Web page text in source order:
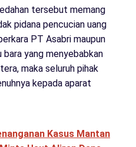
tersebut memang
pidana pencucian uang
PT Asabri maupun
yang menyebabkan
maka seluruh pihak
kepada aparat
Kasus Mantan